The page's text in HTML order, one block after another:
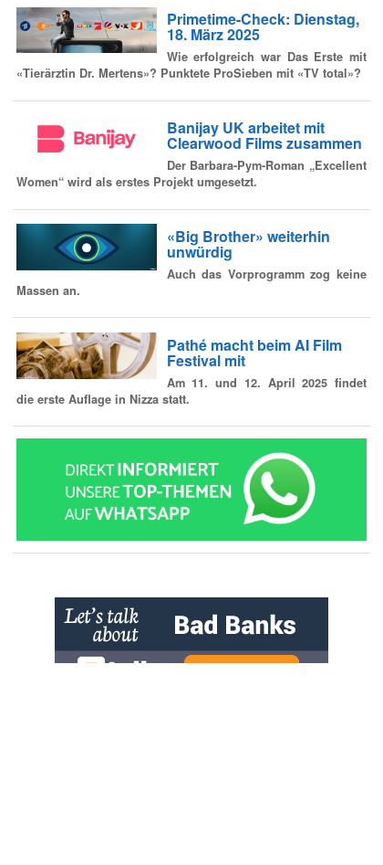
Primetime-Check: Dienstag,
18. März 2025
Wie erfolgreich war Das Erste mit
«Tierärztin Dr. Mertens»? Punktete ProSieben mit «TV total»?
Banijay UK arbeitet mit
Clearwood Films zusammen
Der Barbara-Pym-Roman „Excellent
Women“ wird als erstes Projekt umgesetzt.
«Big Brother» weiterhin
unwürdig
Auch das Vorprogramm zog keine
Massen an.
Pathé macht beim AI Film
Festival mit
Am 11. und 12. April 2025 findet
die erste Auflage in Nizza statt.